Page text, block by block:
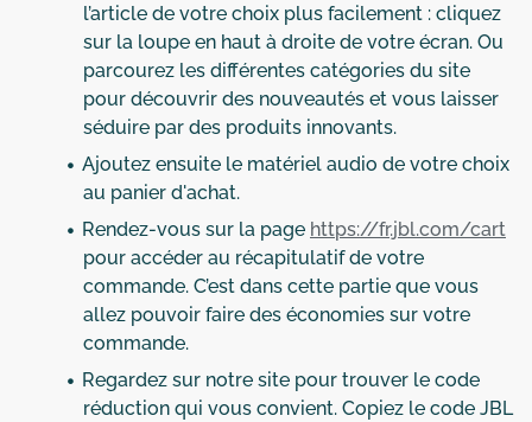
l’article de votre choix plus facilement : cliquez
sur la loupe en haut à droite de votre écran. Ou
parcourez les différentes catégories du site
pour découvrir des nouveautés et vous laisser
séduire par des produits innovants.
Ajoutez ensuite le matériel audio de votre choix
au panier d'achat.
Rendez-vous sur la page https://fr.jbl.com/cart
pour accéder au récapitulatif de votre
commande. C’est dans cette partie que vous
allez pouvoir faire des économies sur votre
commande.
Regardez sur notre site pour trouver le code
réduction qui vous convient. Copiez le code JBL